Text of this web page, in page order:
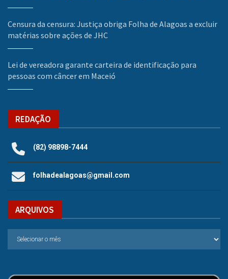
Censura da censura: Justiça obriga Folha de Alagoas a excluir
matérias sobre ações de JHC
Lei de vereadora garante carteira de identificação para
pessoas com câncer em Maceió
REDAÇÃO
(82) 98898-7444
folhadealagoas@gmail.com
ARQUIVOS